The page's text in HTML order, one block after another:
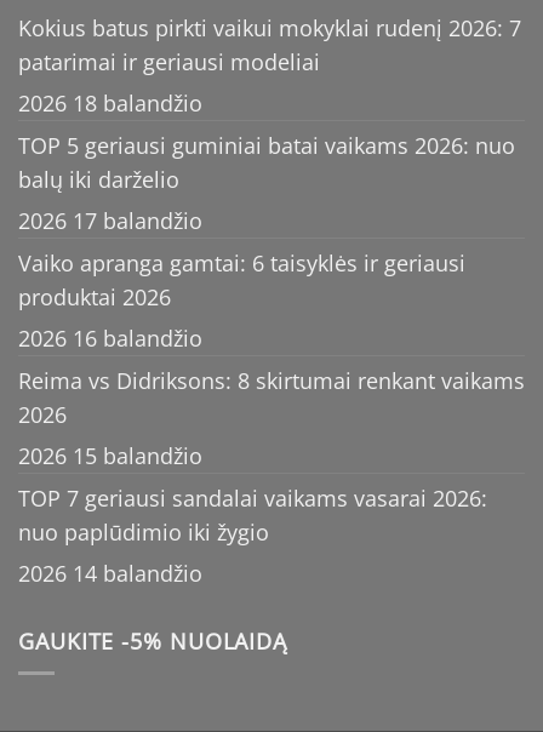
Kokius batus pirkti vaikui mokyklai rudenį 2026: 7
patarimai ir geriausi modeliai
2026 18 balandžio
TOP 5 geriausi guminiai batai vaikams 2026: nuo
balų iki darželio
2026 17 balandžio
Vaiko apranga gamtai: 6 taisyklės ir geriausi
produktai 2026
2026 16 balandžio
Reima vs Didriksons: 8 skirtumai renkant vaikams
2026
2026 15 balandžio
TOP 7 geriausi sandalai vaikams vasarai 2026:
nuo paplūdimio iki žygio
2026 14 balandžio
GAUKITE -5% NUOLAIDĄ